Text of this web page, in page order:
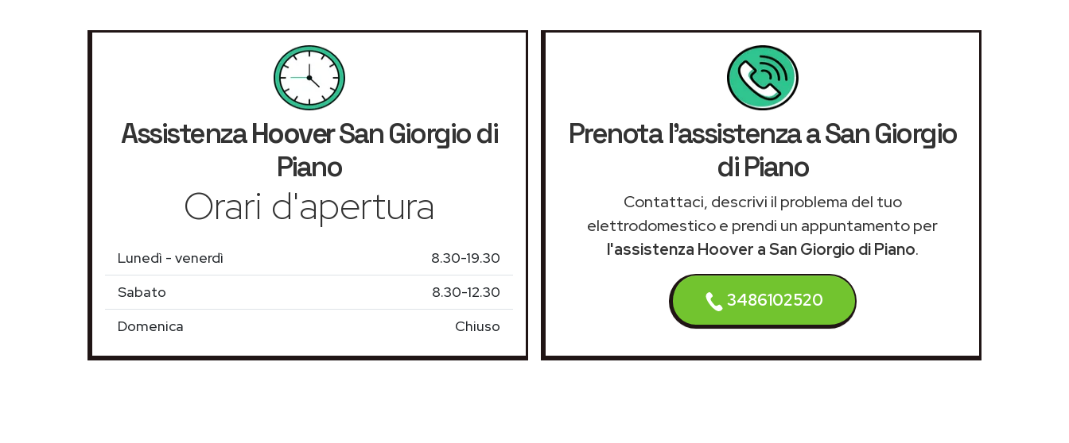
AssistenzaHooverSan Giorgio di
Piano
Orari d'apertura
Lunedì - venerdì
8.30-19.30
Sabato
8.30-12.30
Domenica
Chiuso
Prenota l'assistenza a San Giorgio
di Piano
Contattaci, descrivi il problema del tuo
elettrodomestico e prendi un appuntamento per
l'assistenza Hoover a San Giorgio di Piano.
3486102520